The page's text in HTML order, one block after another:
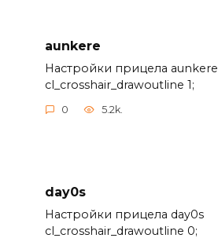
aunkere
Настройки прицела aunkere
cl_crosshair_drawoutline 1;
0 5.2k.
day0s
Настройки прицела day0s
cl_crosshair_drawoutline 0;